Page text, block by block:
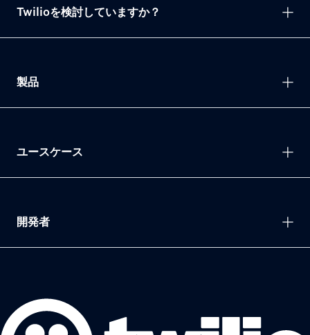
Twilioを検討していますか？
製品
ユースケース
開発者